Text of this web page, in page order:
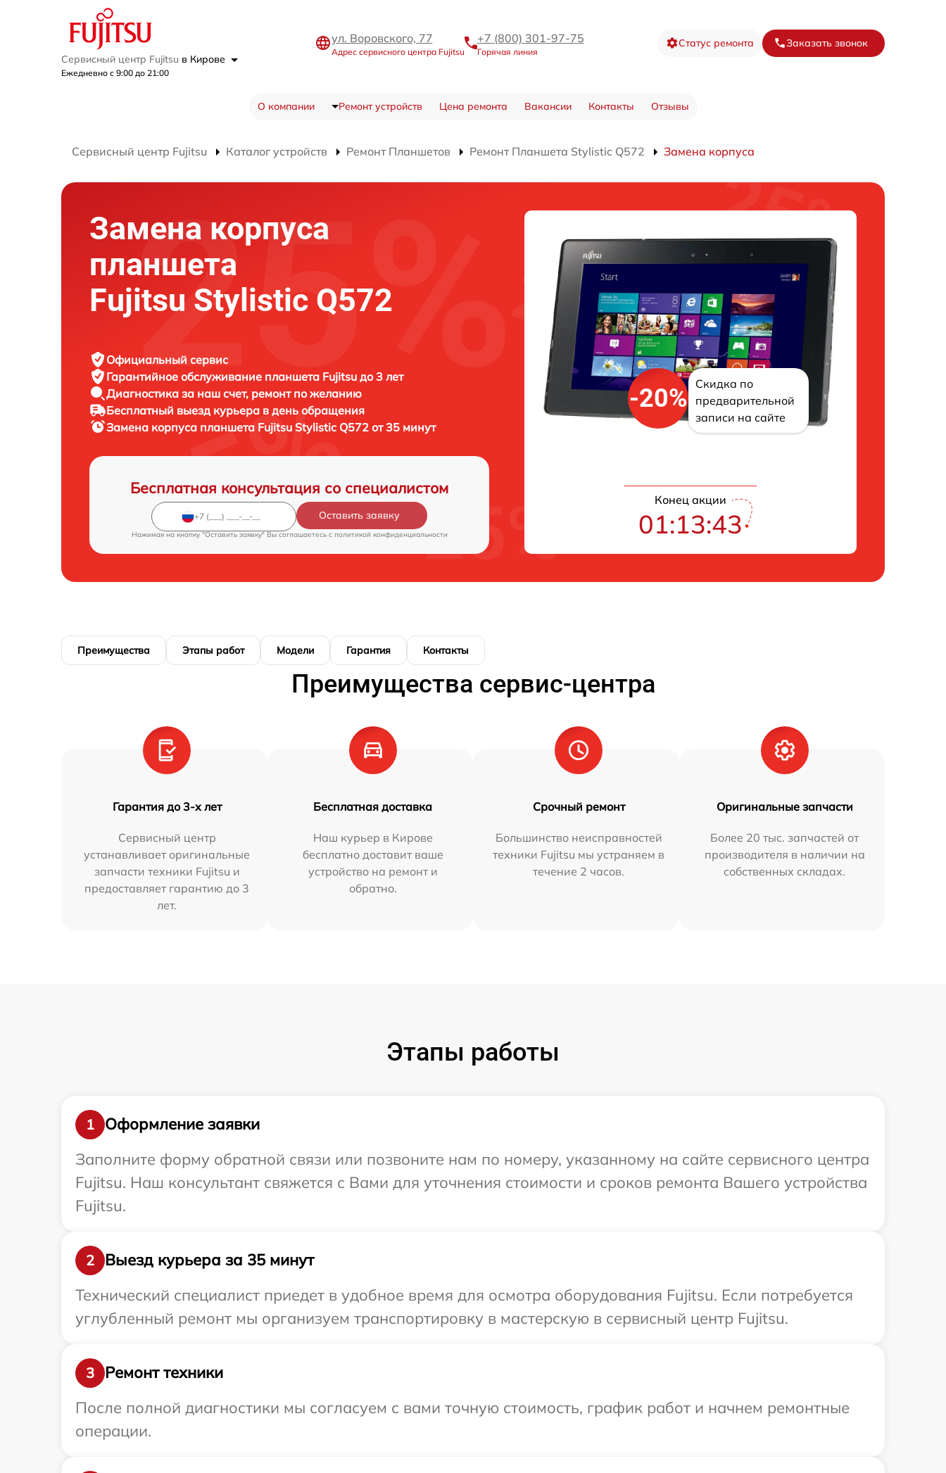
Сервисный центр Fujitsu в Кирове
Ежедневно с 9:00 до 21:00
ул. Воровского, 77
Адрес сервисного центра Fujitsu
+7 (800) 301-97-75
Горячая линия
Статус ремонта Заказать звонок
О компании Ремонт устройств Цена ремонта Вакансии Контакты Отзывы
Сервисный центр Fujitsu Каталог устройств Ремонт Планшетов Ремонт Планшета Stylistic Q572 Замена корпуса
Замена корпуса
планшета
Fujitsu Stylistic Q572
Официальный сервис
Гарантийное обслуживание планшета Fujitsu до 3 лет
Диагностика за наш счет, ремонт по желанию
Бесплатный выезд курьера в день обращения
Замена корпуса планшета Fujitsu Stylistic Q572 от 35 минут
Бесплатная консультация со специалистом
Оставить заявку
Нажимая на кнопку "Оставить заявку" Вы соглашаетесь c политикой конфиденциальности
-20%
Скидка по
предварительной
записи на сайте
Конец акции
01:13:42
Преимущества Этапы работ Модели Гарантия Контакты
Преимущества сервис-центра
Гарантия до 3-х лет
Сервисный центр
устанавливает оригинальные
запчасти техники Fujitsu и
предоставляет гарантию до 3
лет.
Бесплатная доставка
Наш курьер в Кирове
бесплатно доставит ваше
устройство на ремонт и
обратно.
Срочный ремонт
Большинство неисправностей
техники Fujitsu мы устраняем в
течение 2 часов.
Оригинальные запчасти
Более 20 тыс. запчастей от
производителя в наличии на
собственных складах.
Этапы работы
1
Оформление заявки
Заполните форму обратной связи или позвоните нам по номеру, указанному на сайте сервисного центра
Fujitsu. Наш консультант свяжется с Вами для уточнения стоимости и сроков ремонта Вашего устройства
Fujitsu.
2
Выезд курьера за 35 минут
Технический специалист приедет в удобное время для осмотра оборудования Fujitsu. Если потребуется
углубленный ремонт мы организуем транспортировку в мастерскую в сервисный центр Fujitsu.
3
Ремонт техники
После полной диагностики мы согласуем с вами точную стоимость, график работ и начнем ремонтные
операции.